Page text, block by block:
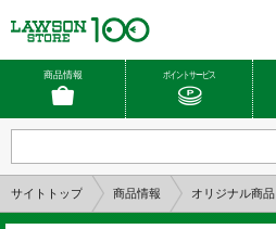
商品情報 ポイントサービス
サイトトップ 商品情報 オリジナル商品